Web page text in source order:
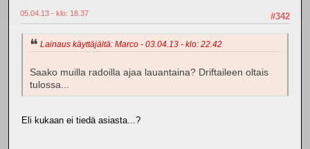
#342
05.04.13 - klo: 18.37
Lainaus käyttäjältä: Marco - 03.04.13 - klo: 22.42
Saako muilla radoilla ajaa lauantaina? Driftaileen oltais
tulossa...
Eli kukaan ei tiedä asiasta...?